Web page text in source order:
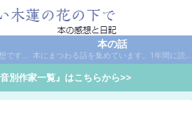
読んだ本の感想です。読んだ本の感想です。本は作家名で50音別に分類しています。
本の話
本にまつわる話を集めています。1年間に読んだ本の総括や、本に関する話題など。
別作家一覧』はこちらから>>